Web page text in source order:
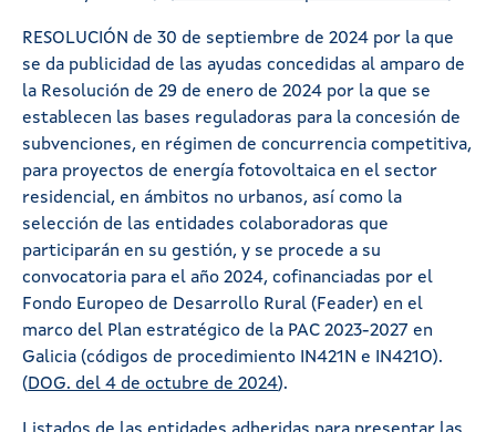
RESOLUCIÓN de 30 de septiembre de 2024 por la que
se da publicidad de las ayudas concedidas al amparo de
la Resolución de 29 de enero de 2024 por la que se
establecen las bases reguladoras para la concesión de
subvenciones, en régimen de concurrencia competitiva,
para proyectos de energía fotovoltaica en el sector
residencial, en ámbitos no urbanos, así como la
selección de las entidades colaboradoras que
participarán en su gestión, y se procede a su
convocatoria para el año 2024, cofinanciadas por el
Fondo Europeo de Desarrollo Rural (Feader) en el
marco del Plan estratégico de la PAC 2023-2027 en
Galicia (códigos de procedimiento IN421N e IN421O).
( DOG. del 4 de octubre de 2024).